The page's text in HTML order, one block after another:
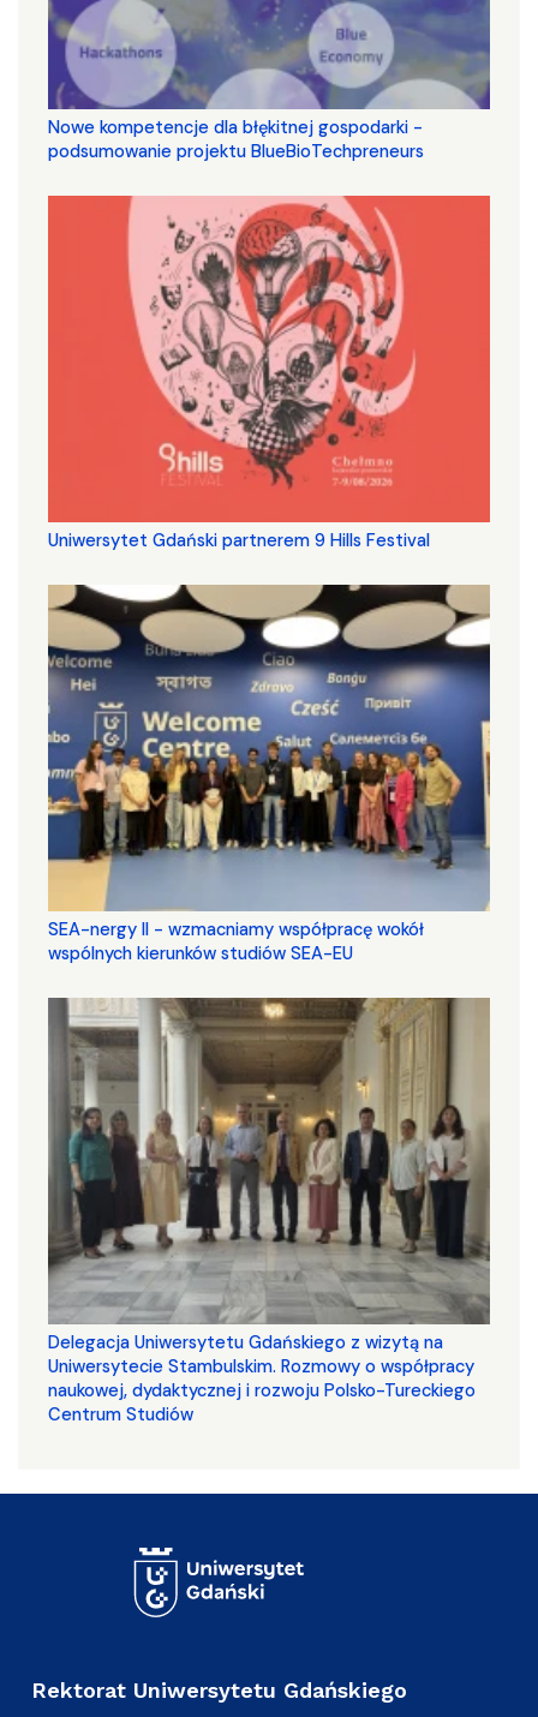
Nowe kompetencje dla błękitnej gospodarki -
podsumowanie projektu BlueBioTechpreneurs
Uniwersytet Gdański partnerem 9 Hills Festival
SEA-nergy II - wzmacniamy współpracę wokół
wspólnych kierunków studiów SEA-EU
Delegacja Uniwersytetu Gdańskiego z wizytą na
Uniwersytecie Stambulskim. Rozmowy o współpracy
naukowej, dydaktycznej i rozwoju Polsko-Tureckiego
Centrum Studiów
Rektorat Uniwersytetu Gdańskiego